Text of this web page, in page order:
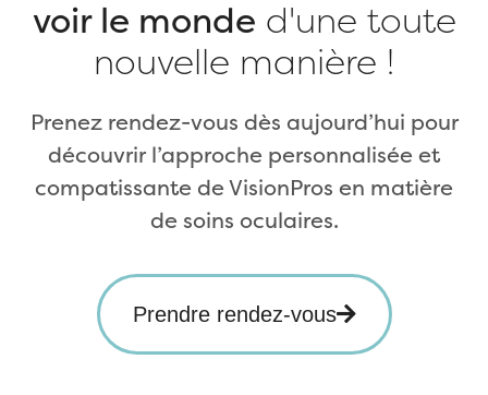
voir le monde d'une toute
nouvelle manière !
Prenez rendez-vous dès aujourd’hui pour
découvrir l’approche personnalisée et
compatissante de VisionPros en matière
de soins oculaires.
Prendre rendez-vous